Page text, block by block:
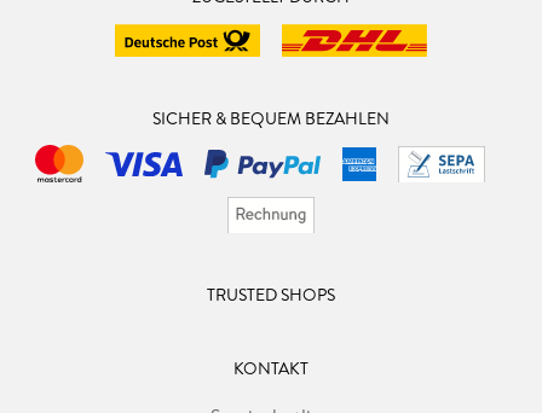
SICHER & BEQUEM BEZAHLEN
TRUSTED SHOPS
KONTAKT